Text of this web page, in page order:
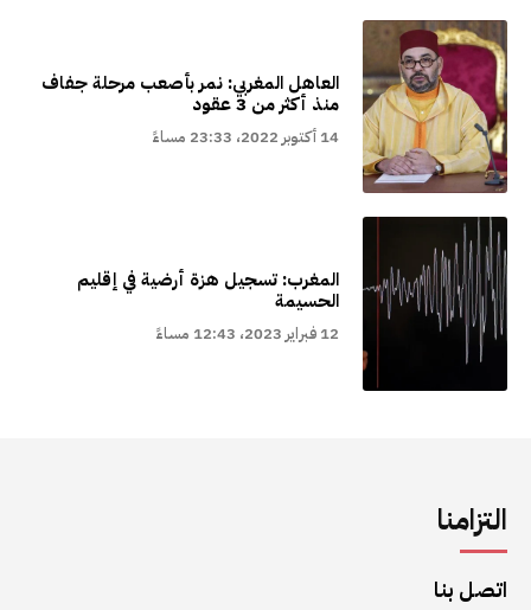
العاهل المغربي: نمر بأصعب مرحلة جفاف
منذ أكثر من 3 عقود
14 أكتوبر 2022، 23:33 مساءً
المغرب: تسجيل هزة أرضية في إقليم
الحسيمة
12 فبراير 2023، 12:43 مساءً
التزامنا
اتصل بنا